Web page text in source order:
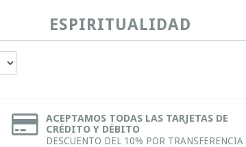
ESPIRITUALIDAD
ACEPTAMOS TODAS LAS TARJETAS DE
CRÉDITO Y DÉBITO
DESCUENTO DEL 10% POR TRANSFERENCIA